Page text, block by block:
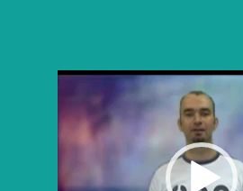
Lecteur
vidéo